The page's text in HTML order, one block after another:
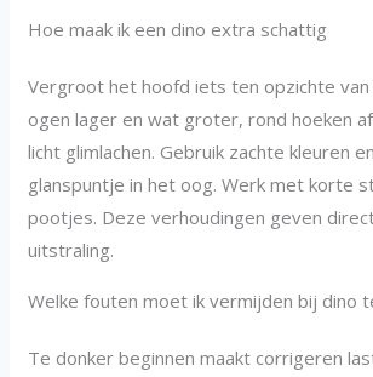
Hoe maak ik een dino extra schattig
Vergroot het hoofd iets ten opzichte
ogen lager en wat groter, rond hoeken
licht glimlachen. Gebruik zachte kleuren
glanspuntje in het oog. Werk met korte
pootjes. Deze verhoudingen geven
uitstraling.
Welke fouten moet ik vermijden bij dino
Te donker beginnen maakt corrigeren